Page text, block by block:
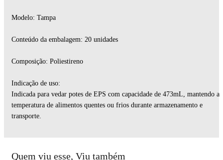
Modelo: Tampa
Conteúdo da embalagem: 20 unidades
Composição: Poliestireno
Indicação de uso:
Indicada para vedar potes de EPS com capacidade de 473mL, mantendo a
temperatura de alimentos quentes ou frios durante armazenamento e
transporte.
Quem viu esse, Viu também